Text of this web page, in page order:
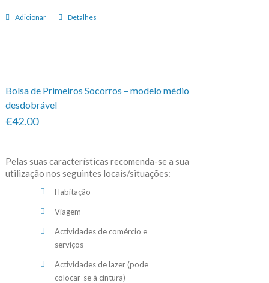
Adicionar Detalhes
Bolsa de Primeiros Socorros – modelo médio
desdobrável
€42.00
Pelas suas características recomenda-se a sua
utilização nos seguintes locais/situações:
Habitação
Viagem
Actividades de comércio e
serviços
Actividades de lazer (pode
colocar-se à cintura)